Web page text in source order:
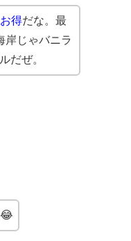
お得だな。最
岸じゃバニラ
だぜ。